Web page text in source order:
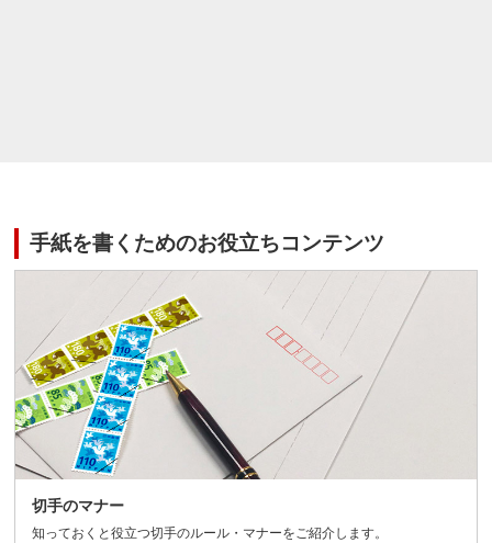
手紙を書くためのお役立ちコンテンツ
切手のマナー
知っておくと役立つ切手のルール・マナーをご紹介します。